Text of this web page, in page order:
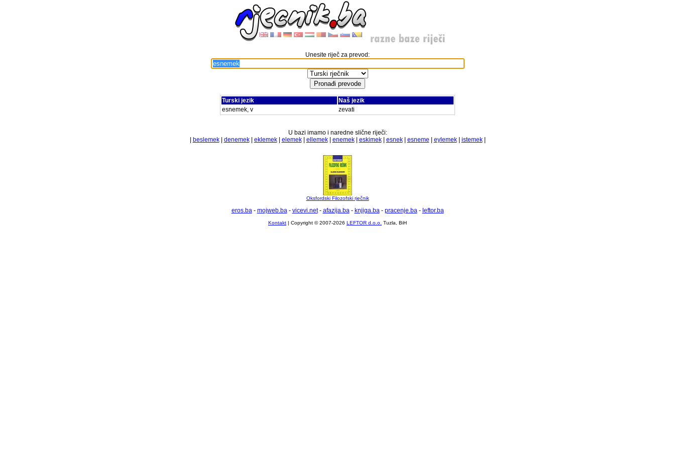
Unesite riječ za prevod:
Turski jezik
Naš jezik
esnemek, v
zevati
U bazi imamo i naredne slične riječi:
beslemek| denemek| eklemek| elemek| ellemek| enemek| eskimek| esnek| esneme eylemek| istemek|
Oksfordski Filozofski rječnik
eros.ba- mojweb.ba- vicevi.net- afazija.ba- knjiga.ba- pracenje.ba- leftor.ba
Kontakt | Copyright © 2007-2026 LEFTOR d.o.o. Tuzla, BiH